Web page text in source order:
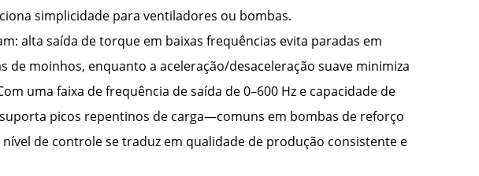
simplicidade para ventiladores ou bombas.
alta saída de torque em baixas frequências evita paradas em
de moinhos, enquanto a aceleração/desaceleração suave minimiza
uma faixa de frequência de saída de 0–600 Hz e capacidade de
picos repentinos de carga—comuns em bombas de reforço
de controle se traduz em qualidade de produção consistente e